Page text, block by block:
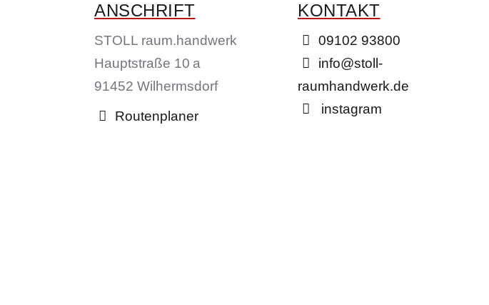
ANSCHRIFT
STOLL raum.handwerk
Hauptstraße 10 a
91452 Wilhermsdorf
Routenplaner
KONTAKT
09102 93800
info@stoll-
raumhandwerk.de
instagram